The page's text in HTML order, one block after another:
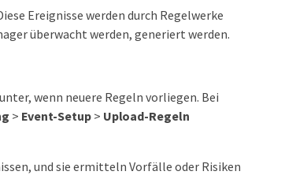
Ereignisse werden durch Regelwerke
überwacht werden, generiert werden.
wenn neuere Regeln vorliegen. Bei
> Event-Setup> Upload-Regeln
und sie ermitteln Vorfälle oder Risiken